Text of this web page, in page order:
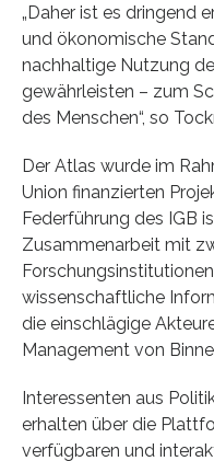
„Daher ist es dringend
und ökonomische
nachhaltige Nutzung
gewährleisten – zum
des Menschen“, so
Der Atlas wurde im
Union finanzierten
Federführung des IGB
Zusammenarbeit mit
wissenschaftliche
die einschlägige
Management von
Interessenten aus
erhalten über die
verfügbaren und